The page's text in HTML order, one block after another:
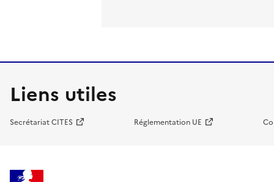
Liens utiles
Secrétariat CITES Réglementation UE